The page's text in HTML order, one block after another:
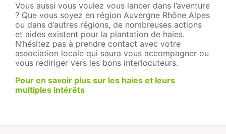
Vous aussi vous voulez vous lancer dans l’aventure
? Que vous soyez en région Auvergne Rhône Alpes
ou dans d’autres régions, de nombreuses actions
et aides existent pour la plantation de haies.
N’hésitez pas à prendre contact avec votre
association locale qui saura vous accompagner ou
vous rediriger vers les bons interlocuteurs.
Pour en savoir plus sur les haies et leurs
multiples intérêts